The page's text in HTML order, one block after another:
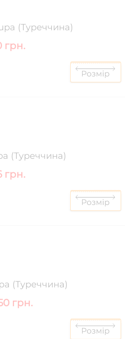
(Туреччина)
грн.
(Туреччина)
грн.
(Туреччина)
грн.